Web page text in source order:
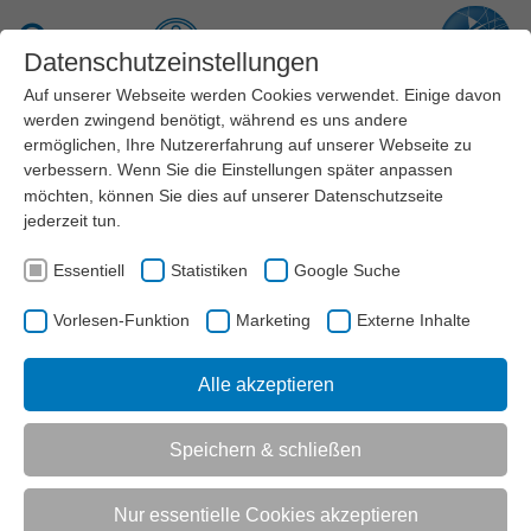
Zum Hauptinhalt springen
Suche
Menü
REFERENCE
AKTUELL:
ANGEBOTE
UNTERMENÜ
Datenschutzeinstellungen
Auf unserer Webseite werden Cookies verwendet. Einige davon
werden zwingend benötigt, während es uns andere
ermöglichen, Ihre Nutzererfahrung auf unserer Webseite zu
verbessern. Wenn Sie die Einstellungen später anpassen
möchten, können Sie dies auf unserer Datenschutzseite
jederzeit tun.
Essentiell Statistiken Google Suche
Vorlesen-Funktion Marketing Externe Inhalte
Alle akzeptieren
Speichern & schließen
Nur essentielle Cookies akzeptieren